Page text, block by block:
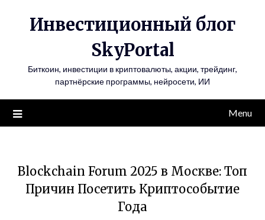
Инвестиционный блог
SkyPortal
Биткоин, инвестиции в криптовалюты, акции, трейдинг,
партнёрские программы, нейросети, ИИ
Menu
Blockchain Forum 2025 в Москве: Топ
Причин Посетить Криптособытие
Года